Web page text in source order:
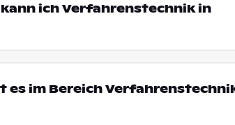
ich Verfahrenstechnik in
es im Bereich